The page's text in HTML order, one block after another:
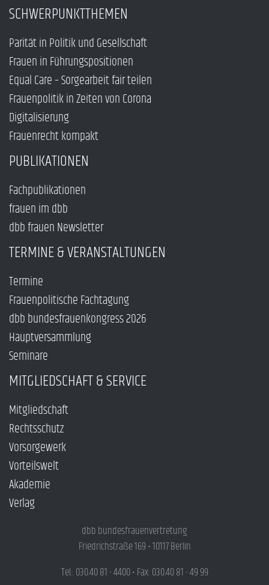
SCHWERPUNKTTHEMEN
Parität in Politik und Gesellschaft
Frauen in Führungspositionen
Equal Care – Sorgearbeit fair teilen
Frauenpolitik in Zeiten von Corona
Digitalisierung
Frauenrecht kompakt
PUBLIKATIONEN
Fachpublikationen
frauen im dbb
dbb frauen Newsletter
TERMINE & VERANSTALTUNGEN
Termine
Frauenpolitische Fachtagung
dbb bundesfrauenkongress 2026
Hauptversammlung
Seminare
MITGLIEDSCHAFT & SERVICE
Mitgliedschaft
Rechtsschutz
Vorsorgewerk
Vorteilswelt
Akademie
Verlag
dbb bundesfrauenvertretung
Friedrichstraße 169 • 10117 Berlin
Tel.: 030.40 81 - 4400 • Fax: 030.40 81 - 49 99